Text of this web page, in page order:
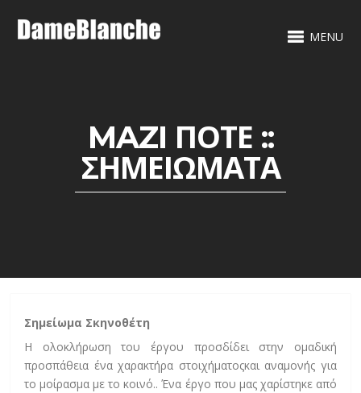
MENU
MAZI ΠΟΤΕ ::
ΣΗΜΕΙΏΜΑΤΑ
Σημείωμα Σκηνοθέτη
Η ολοκλήρωση του έργου προσδίδει στην ομαδική
προσπάθεια ένα χαρακτήρα στοιχήματοςκαι αναμονής για
το μοίρασμα με το κοινό.. Ένα έργο που μας χαρίστηκε από